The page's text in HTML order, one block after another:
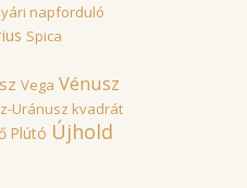
napforduló
Spica
Vega Vénusz
Uránusz kvadrát
Plútó Újhold